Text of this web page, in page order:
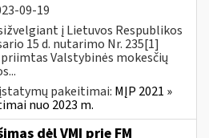
09-19
į Lietuvos Respublikos
15 d. nutarimo Nr. 235[1]
Valstybinės mokesčių
pakeitimai: MĮP 2021 »
nuo 2023 m.
dėl VMI prie FM